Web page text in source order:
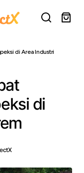
di Area Industri
di